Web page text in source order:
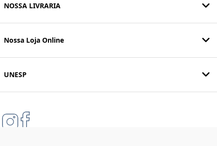
NOSSA LIVRARIA
Nossa Loja Online
UNESP